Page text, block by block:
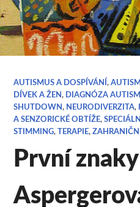
AUTISMUS A DOSPÍVÁNÍ,
DÍVEK A ŽEN, DIAGNÓZA
SHUTDOWN, NEURODIVERZITA,
A SENZORICKÉ OBTÍŽE,
STIMMING,TERAPIE,
První znaky